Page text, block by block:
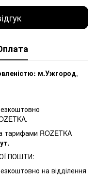
м.Ужгород,
тарифами ROZETKA
ПОШТИ:
на відділення